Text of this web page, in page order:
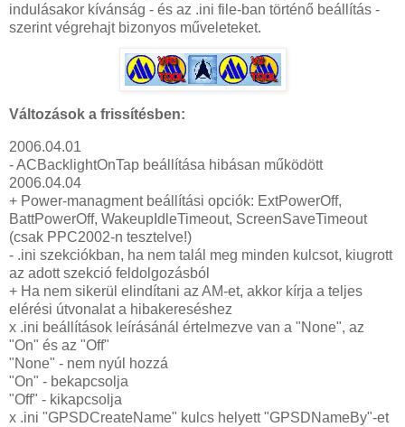
indulásakor kívánság - és az .ini file-ban történő beállítás -
szerint végrehajt bizonyos műveleteket.
Változások a frissítésben:
2006.04.01
- ACBacklightOnTap beállítása hibásan működött
2006.04.04
+ Power-managment beállítási opciók: ExtPowerOff,
BattPowerOff, WakeupIdleTimeout, ScreenSaveTimeout
(csak PPC2002-n tesztelve!)
- .ini szekciókban, ha nem talál meg minden kulcsot, kiugrott
az adott szekció feldolgozásból
+ Ha nem sikerül elindítani az AM-et, akkor kírja a teljes
elérési útvonalat a hibakereséshez
x .ini beállítások leírásánál értelmezve van a "None", az
"On" és az "Off"
"None" - nem nyúl hozzá
"On" - bekapcsolja
"Off" - kikapcsolja
x .ini "GPSDCreateName" kulcs helyett "GPSDNameBy"-et